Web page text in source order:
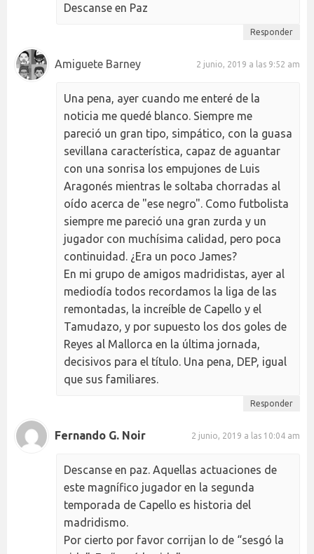
Descanse en Paz
Responder
Amiguete Barney 2 junio, 2019 a las 9:52 am
Una pena, ayer cuando me enteré de la
noticia me quedé blanco. Siempre me
pareció un gran tipo, simpático, con la guasa
sevillana característica, capaz de aguantar
con una sonrisa los empujones de Luis
Aragonés mientras le soltaba chorradas al
oído acerca de "ese negro". Como futbolista
siempre me pareció una gran zurda y un
jugador con muchísima calidad, pero poca
continuidad. ¿Era un poco James?
En mi grupo de amigos madridistas, ayer al
mediodía todos recordamos la liga de las
remontadas, la increíble de Capello y el
Tamudazo, y por supuesto los dos goles de
Reyes al Mallorca en la última jornada,
decisivos para el título. Una pena, DEP, igual
que sus familiares.
Responder
Fernando G. Noir 2 junio, 2019 a las 10:04 am
Descanse en paz. Aquellas actuaciones de
este magnífico jugador en la segunda
temporada de Capello es historia del
madridismo.
Por cierto por favor corrijan lo de “sesgó la